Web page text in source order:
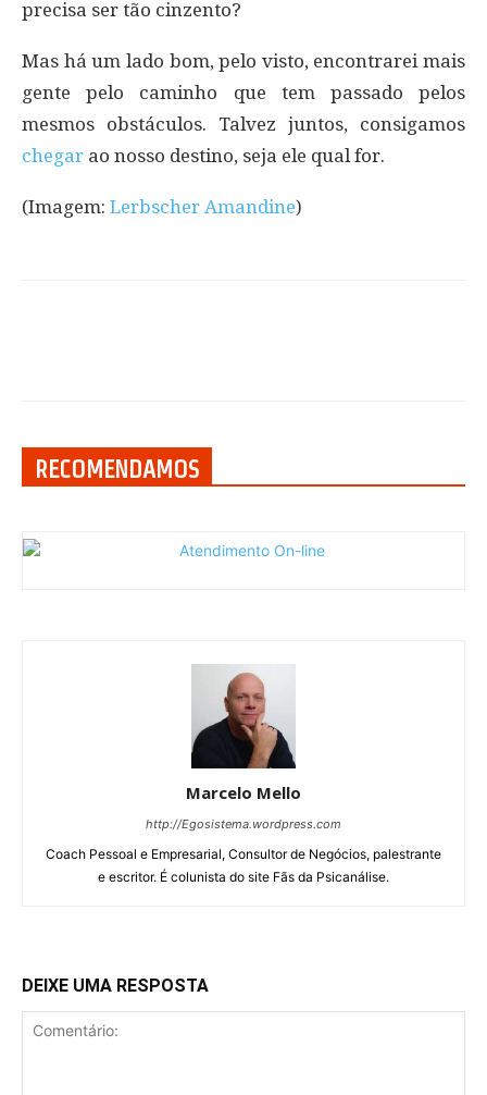
precisa ser tão cinzento?
Mas há um lado bom, pelo visto, encontrarei mais
gente pelo caminho que tem passado pelos
mesmos obstáculos. Talvez juntos, consigamos
chegar ao nosso destino, seja ele qual for.
(Imagem: Lerbscher Amandine)
RECOMENDAMOS
Marcelo Mello
http://Egosistema.wordpress.com
Coach Pessoal e Empresarial, Consultor de Negócios, palestrante
e escritor. É colunista do site Fãs da Psicanálise.
DEIXE UMA RESPOSTA